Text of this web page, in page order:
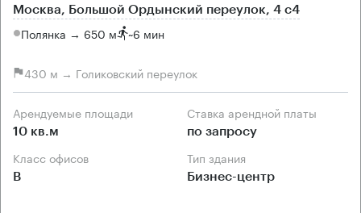
Москва, Большой Ордынский переулок, 4 с4
Полянка → 650 м ~6 мин
430 м → Голиковский переулок
Арендуемые площади
10 кв.м
Ставка арендной платы
по запросу
Класс офисов
B
Тип здания
Бизнес-центр